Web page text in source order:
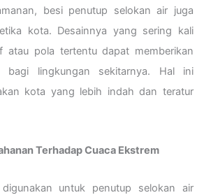
besi penutup selokan air juga
kota. Desainnya yang sering kali
atau pola tertentu dapat memberikan
bagi lingkungan sekitarnya. Hal ini
kota yang lebih indah dan teratur
Terhadap Cuaca Ekstrem
untuk penutup selokan air